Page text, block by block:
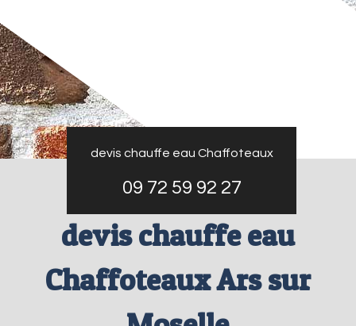
devis chauffe eau Chaffoteaux
09 72 59 92 27
devis chauffe eau
Chaffoteaux Ars sur